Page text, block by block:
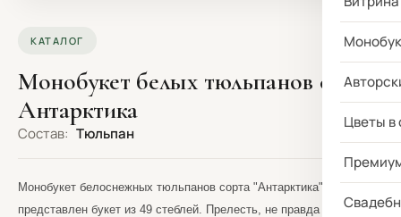
Цветы в
КАТАЛОГ
Монобукет белых тюльпанов сорта
Антарктика
Состав: Тюльпан
Монобукет белоснежных тюльпанов сорта "Антарктика". На фото
представлен букет из 49 стеблей. Прелесть, не правда ли?